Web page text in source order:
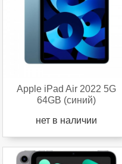
Apple iPad Air 2022 5G
64GB (синий)
нет в наличии